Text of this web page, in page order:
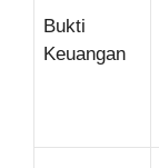
Bukti
Keuangan